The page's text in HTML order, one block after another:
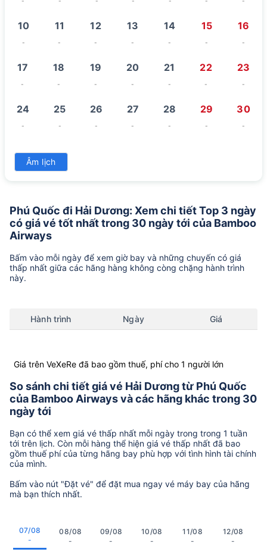
10
-
11
-
12
-
13
-
14
-
15
-
16
-
17
-
18
-
19
-
20
-
21
-
22
-
23
-
24
-
25
-
26
-
27
-
28
-
29
-
30
-
31
Âm lịch
Phú Quốc đi Hải Dương: Xem chi tiết Top 3 ngày
có giá vé tốt nhất trong 30 ngày tới của Bamboo
Airways
Bấm vào mỗi ngày để xem giờ bay và những chuyến có giá
thấp nhất giữa các hãng hàng không còng chặng hành trình
này.
Hành trình Ngày Giá
Giá trên VeXeRe đã bao gồm thuế, phí cho 1 người lớn
So sánh chi tiết giá vé Hải Dương từ Phú Quốc
của Bamboo Airways và các hãng khác trong 30
ngày tới
Bạn có thể xem giá vé thấp nhất mỗi ngày trong trong 1 tuần
tới trên lịch. Còn mỗi hàng thể hiện giá vé thấp nhất đã bao
gồm thuế phí của từng hãng bay phù hợp với tình hình tài chính
của mình.
Bấm vào nút "Đặt vé" để đặt mua ngay vé máy bay của hãng
mà bạn thích nhất.
07/08
-
08/08
-
09/08
-
10/08
-
11/08
-
12/08
-